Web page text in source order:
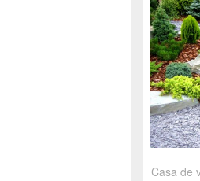
Casa de